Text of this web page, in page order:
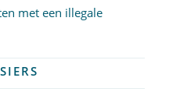
met een illegale